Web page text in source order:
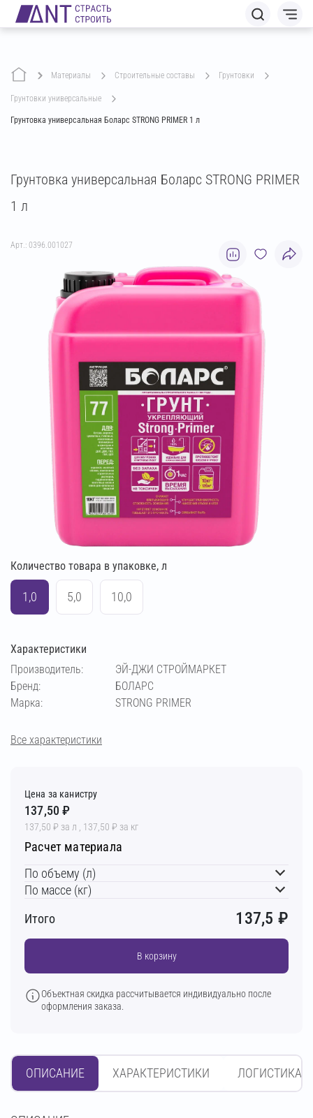
Материалы строительные составы грунтовки
грунтовки универсальные
Грунтовка универсальная Боларс STRONG PRIMER 1 л
Грунтовка универсальная Боларс STRONG PRIMER
1 л
Арт.: 0396.001027
Количество товара в упаковке, л
1,0 5,0 10,0
Характеристики
Производитель:
ЭЙ-ДЖИ СТРОЙМАРКЕТ
Бренд:
БОЛАРС
Марка:
STRONG PRIMER
Все характеристики
Цена за канистру
137,50 ₽
137,50 ₽ за л , 137,50 ₽ за кг
Расчет материала
По объему (л)
По массе (кг)
Итого
137,5 ₽
В корзину
Объектная скидка рассчитывается индивидуально после
оформления заказа.
ОПИСАНИЕ ХАРАКТЕРИСТИКИ ЛОГИСТИКА